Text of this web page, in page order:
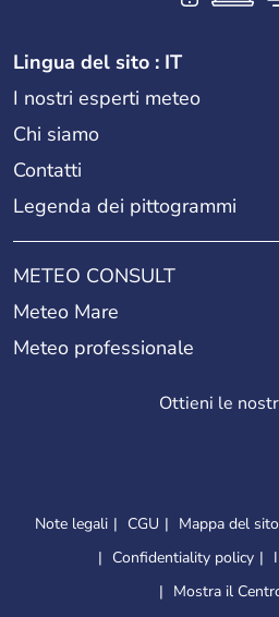
Lingua del sito : IT
I nostri esperti meteo
Chi siamo
Contatti
Legenda dei pittogrammi
METEO CONSULT
Meteo Mare
Meteo professionale
Ottieni le
Note legali CGU Mappa del sito
Confidentiality policy
Mostra il